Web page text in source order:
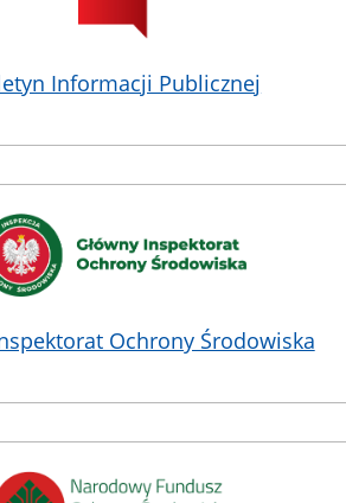
Informacji Publicznej
Ochrony Środowiska